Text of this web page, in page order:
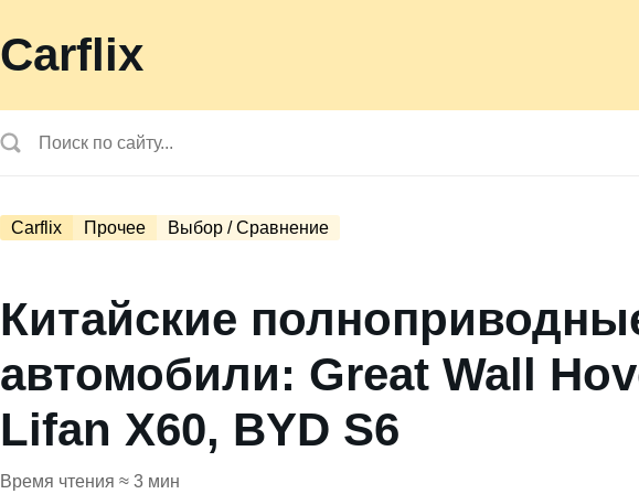
Carflix
Carflix Прочее Выбор / Сравнение
Китайские
автомобили: Great Wall
Lifan X60, BYD S6
Время чтения ≈ 3 мин